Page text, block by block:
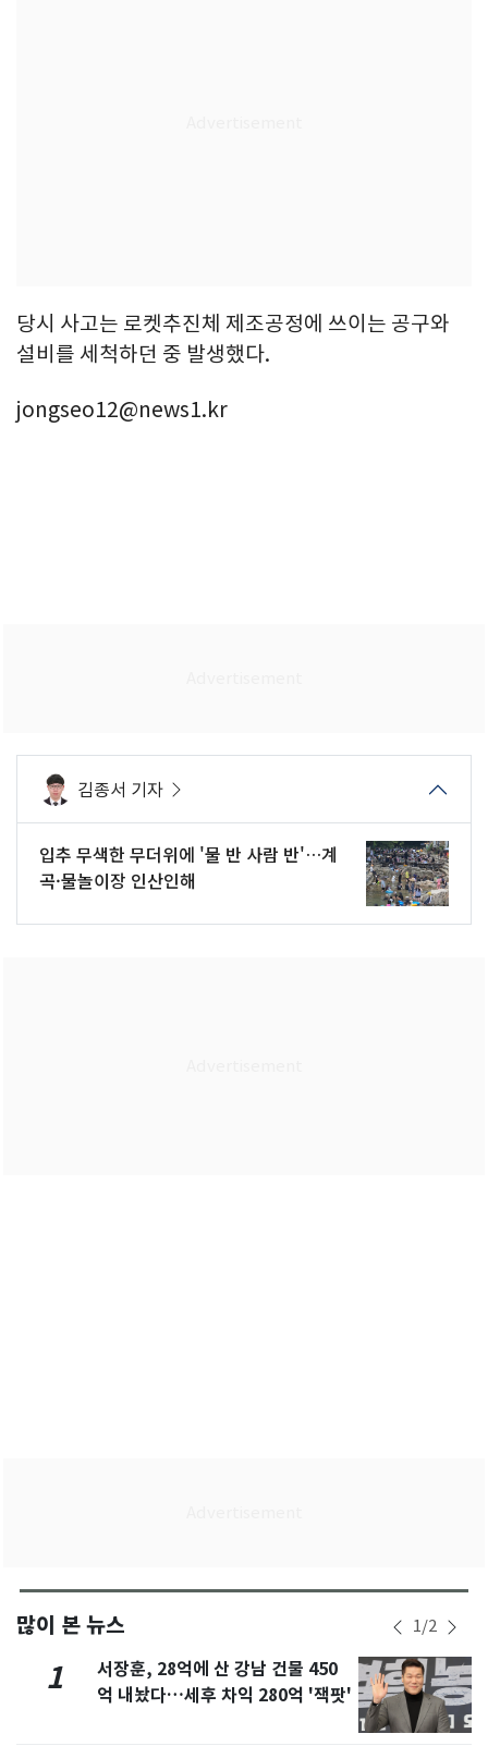
당시 사고는 로켓추진체 제조공정에 쓰이는 공구와
설비를 세척하던 중 발생했다.
jongseo12@news1.kr
김종서 기자
입추 무색한 무더위에 '물 반 사람 반'…계
곡·물놀이장 인산인해
많이 본 뉴스 1/2
1
서장훈, 28억에 산 강남 건물 450
억 내놨다…세후 차익 280억 '잭팟'